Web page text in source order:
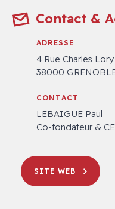
Contact &
ADRESSE
4 Rue Charles Lory
38000
CONTACT
LEBAIGUE Paul
Co-fondateur &
SITE WEB